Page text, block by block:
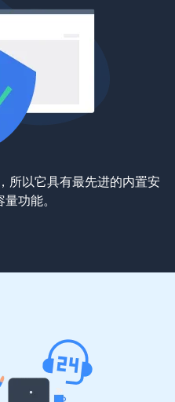
所以它具有最先进的内置安
功能。